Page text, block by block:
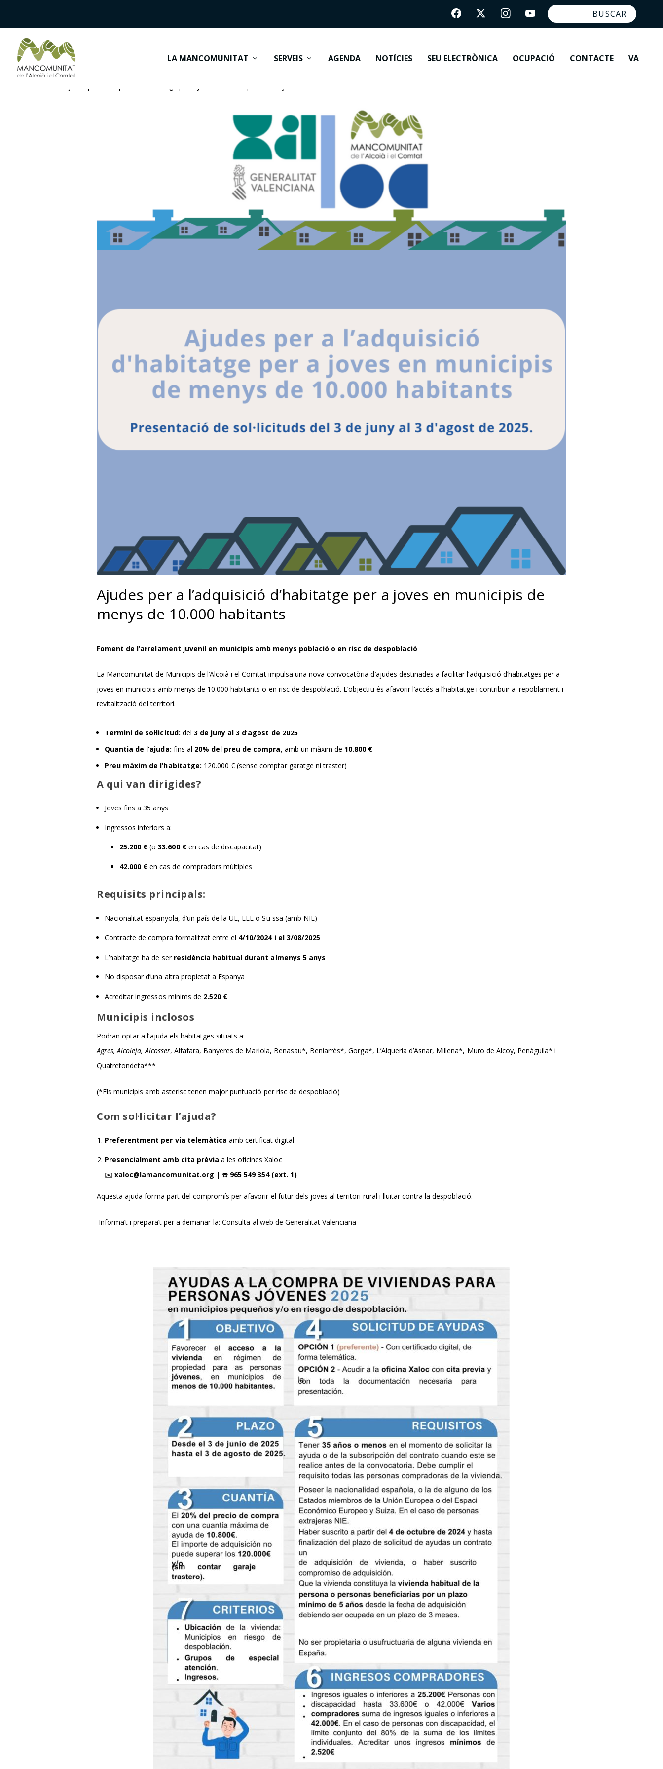
LA MANCOMUNITAT SERVEIS AGENDA NOTÍCIES SEU ELECTRÒNICA OCUPACIÓ CONTACTE VA
Ajudes per a l’adquisició d’habitatge per a joves en municipis de
menys de 10.000 habitants
Foment de l’arrelament juvenil en municipis amb menys població o en risc de despoblació
La Mancomunitat de Municipis de l’Alcoià i el Comtat impulsa una nova convocatòria d’ajudes destinades a facilitar l’adquisició d’habitatges per a
joves en municipis amb menys de 10.000 habitants o en risc de despoblació. L’objectiu és afavorir l’accés a l’habitatge i contribuir al repoblament i
revitalització del territori.
Termini de sol·licitud: del 3 de juny al 3 d’agost de 2025
Quantia de l’ajuda: fins al 20% del preu de compra, amb un màxim de 10.800 €
Preu màxim de l’habitatge: 120.000 € (sense comptar garatge ni traster)
A qui van dirigides?
Joves fins a 35 anys
Ingressos inferiors a:
25.200 € (o33.600 €en cas de discapacitat)
42.000 € en cas de compradors múltiples
Requisits principals:
Nacionalitat espanyola, d’un país de la UE, EEE o Suïssa (amb NIE)
Contracte de compra formalitzat entre el 4/10/2024 i el 3/08/2025
L’habitatge ha de ser residència habitual durant almenys 5 anys
No disposar d’una altra propietat a Espanya
Acreditar ingressos mínims de 2.520 €
Municipis inclosos
Podran optar a l’ajuda els habitatges situats a:
Agres, Alcoleja, Alcosser, Alfafara, Banyeres de Mariola, Benasau*, Beniarrés*, Gorga*, L’Alqueria d’Asnar, Millena*, Muro de Alcoy, Penàguila* i
Quatretondeta***
(*Els municipis amb asterisc tenen major puntuació per risc de despoblació)
Com sol·licitar l’ajuda?
Preferentment per via telemàtica amb certificat digital
Presencialment amb cita prèvia a les oficines Xaloc
✉️xaloc@lamancomunitat.org | ☎️ 965 549 354 (ext. 1)
Aquesta ajuda forma part del compromís per afavorir el futur dels joves al territori rural i lluitar contra la despoblació.
Informa’t i prepara’t per a demanar-la:Consulta al web de Generalitat Valenciana